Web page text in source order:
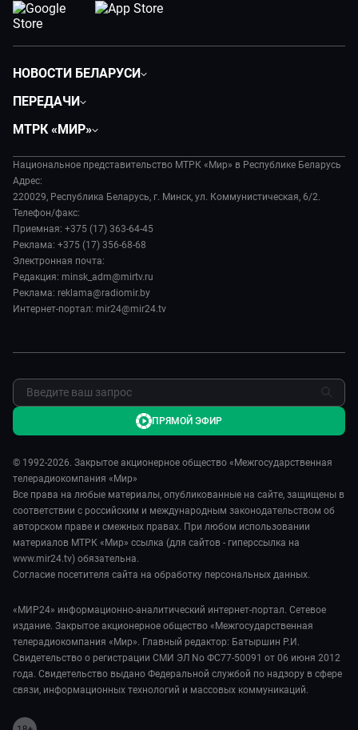
НОВОСТИ БЕЛАРУСИ
Экономика
Происшествия
Наука и технологии
Здоровье и медицина
Авто
Культура
Спорт
ПЕРЕДАЧИ
Все как у людей
Вместе выгодно
Евразия. Культурно
Евразия. Регионы
Наши иностранцы
Пять причин поехать в...
Сделано в Содружестве
МТРК «МИР»
История
Руководство
Лица мира
Новости
Пресса о нас
Карьера
Реклама
Национальное представительство МТРК «Мир» в Республике Беларусь
Адрес:
220029, Республика Беларусь, г. Минск, ул. Коммунистическая, 6/2.
Телефон/факс:
Приемная: +375 (17) 363-64-45
Реклама: +375 (17) 356-68-68
Электронная почта:
Редакция: minsk_adm@mirtv.ru
Реклама: reklama@radiomir.by
Интернет-портал: mir24@mir24.tv
© 1992-2026. Закрытое акционерное общество «Межгосударственная
телерадиокомпания «Мир»
Все права на любые материалы, опубликованные на сайте, защищены в
соответствии с российским и международным законодательством об
авторском праве и смежных правах. При любом использовании
материалов МТРК «Мир» ссылка (для сайтов - гиперссылка на
www.mir24.tv) обязательна.
Согласие посетителя сайта на обработку персональных данных.
«МИР24» информационно-аналитический интернет-портал. Сетевое
издание. Закрытое акционерное общество «Межгосударственная
телерадиокомпания «Мир». Главный редактор: Батыршин Р.И.
Свидетельство о регистрации СМИ ЭЛ No ФС77-50091 от 06 июня 2012
года. Свидетельство выдано Федеральной службой по надзору в сфере
связи, информационных технологий и массовых коммуникаций.
ПРЯМОЙ ЭФИР